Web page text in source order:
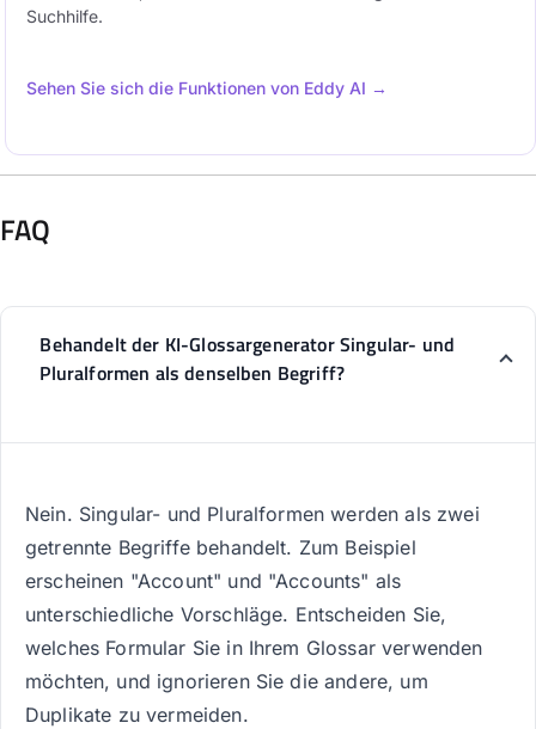
Suchhilfe.
Sehen Sie sich die Funktionen von Eddy AI →
FAQ
Behandelt der KI-Glossargenerator Singular- und
Pluralformen als denselben Begriff?
Nein. Singular- und Pluralformen werden als zwei
getrennte Begriffe behandelt. Zum Beispiel
erscheinen "Account" und "Accounts" als
unterschiedliche Vorschläge. Entscheiden Sie,
welches Formular Sie in Ihrem Glossar verwenden
möchten, und ignorieren Sie die andere, um
Duplikate zu vermeiden.